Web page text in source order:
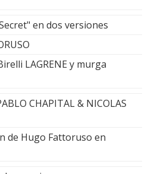
en dos versiones
LAGRENE y murga
CHAPITAL & NICOLAS
de Hugo Fattoruso en